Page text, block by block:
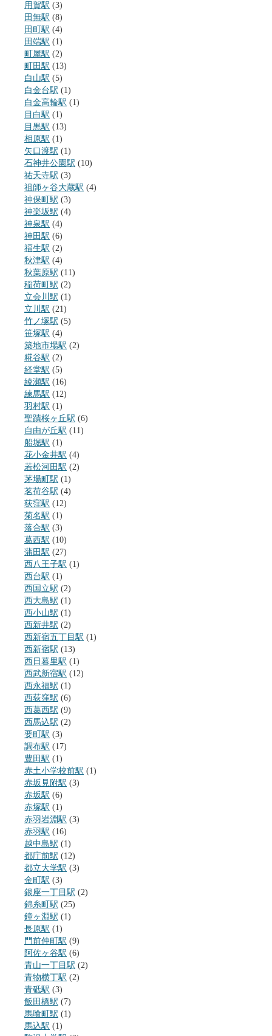
用賀駅 (3)
田無駅 (8)
田町駅 (4)
田端駅 (1)
町屋駅 (2)
町田駅 (13)
白山駅 (5)
白金台駅 (1)
白金高輪駅 (1)
目白駅 (1)
目黒駅 (13)
相原駅 (1)
矢口渡駅 (1)
石神井公園駅 (10)
祐天寺駅 (3)
祖師ヶ谷大蔵駅 (4)
神保町駅 (3)
神楽坂駅 (4)
神泉駅 (4)
神田駅 (6)
福生駅 (2)
秋津駅 (4)
秋葉原駅 (11)
稲荷町駅 (2)
立会川駅 (1)
立川駅 (21)
竹ノ塚駅 (5)
笹塚駅 (4)
築地市場駅 (2)
糀谷駅 (2)
経堂駅 (5)
綾瀬駅 (16)
練馬駅 (12)
羽村駅 (1)
聖蹟桜ヶ丘駅 (6)
自由が丘駅 (11)
船堀駅 (1)
花小金井駅 (4)
若松河田駅 (2)
茅場町駅 (1)
茗荷谷駅 (4)
荻窪駅 (12)
菊名駅 (1)
落合駅 (3)
葛西駅 (10)
蒲田駅 (27)
西八王子駅 (1)
西台駅 (1)
西国立駅 (2)
西大島駅 (1)
西小山駅 (1)
西新井駅 (2)
西新宿五丁目駅 (1)
西新宿駅 (13)
西日暮里駅 (1)
西武新宿駅 (12)
西永福駅 (1)
西荻窪駅 (6)
西葛西駅 (9)
西馬込駅 (2)
要町駅 (3)
調布駅 (17)
豊田駅 (1)
赤土小学校前駅 (1)
赤坂見附駅 (3)
赤坂駅 (6)
赤塚駅 (1)
赤羽岩淵駅 (3)
赤羽駅 (16)
越中島駅 (1)
都庁前駅 (12)
都立大学駅 (3)
金町駅 (3)
銀座一丁目駅 (2)
錦糸町駅 (25)
鐘ヶ淵駅 (1)
長原駅 (1)
門前仲町駅 (9)
阿佐ヶ谷駅 (6)
青山一丁目駅 (2)
青物横丁駅 (2)
青砥駅 (3)
飯田橋駅 (7)
馬喰町駅 (1)
馬込駅 (1)